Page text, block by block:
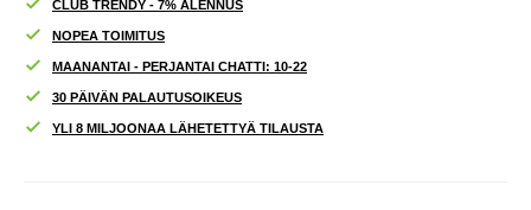
CLUB TRENDY - 7% ALENNUS
NOPEA TOIMITUS
MAANANTAI - PERJANTAI CHATTI: 10-22
30 PÄIVÄN PALAUTUSOIKEUS
YLI 8 MILJOONAA LÄHETETTYÄ TILAUSTA